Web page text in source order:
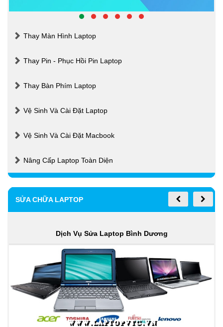
Thay Màn Hình Laptop
Thay Pin - Phục Hồi Pin Laptop
Thay Bàn Phím Laptop
Vệ Sinh Và Cài Đặt Laptop
Vệ Sinh Và Cài Đặt Macbook
Nâng Cấp Laptop Toàn Diện
SỬA CHỮA LAPTOP
Dịch Vụ Sửa Laptop Bình Dương